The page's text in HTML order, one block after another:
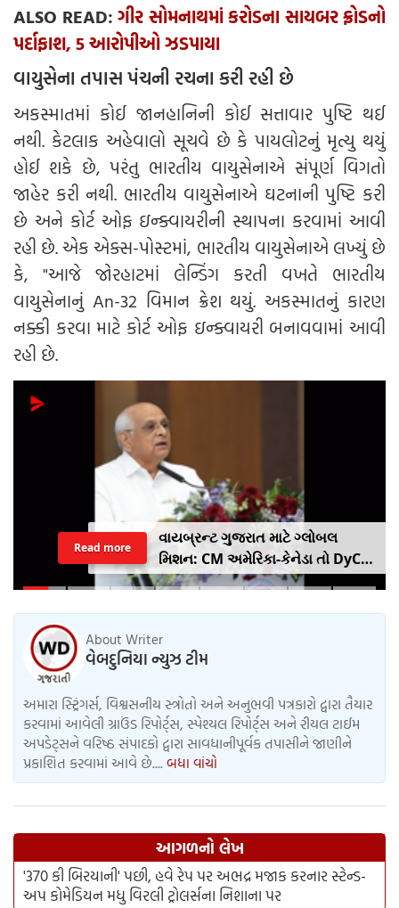
ALSO READ: ગીર સોમનાથમાં કરોડના સાયબર ફ્રોડનો
પર્દાફાશ, 5 આરોપીઓ ઝડપાયા
વાયુસેના તપાસ પંચની રચના કરી રહી છે
અકસ્માતમાં કોઈ જાનહાનિની ​​કોઈ સત્તાવાર પુષ્ટિ થઈ
નથી. કેટલાક અહેવાલો સૂચવે છે કે પાયલોટનું મૃત્યુ થયું
હોઈ શકે છે, પરંતુ ભારતીય વાયુસેનાએ સંપૂર્ણ વિગતો
જાહેર કરી નથી. ભારતીય વાયુસેનાએ ઘટનાની પુષ્ટિ કરી
છે અને કોર્ટ ઓફ ઇન્ક્વાયરીની સ્થાપના કરવામાં આવી
રહી છે. એક એક્સ-પોસ્ટમાં, ભારતીય વાયુસેનાએ લખ્યું છે
કે, "આજે જોરહાટમાં લેન્ડિંગ કરતી વખતે ભારતીય
વાયુસેનાનું An-32 વિમાન ક્રેશ થયું. અકસ્માતનું કારણ
નક્કી કરવા માટે કોર્ટ ઓફ ઇન્ક્વાયરી બનાવવામાં આવી
રહી છે.
વાયબ્રન્ટ ગુજરાત માટે ગ્લોબલ
મિશન: CM અમેરિકા-કેનેડા તો DyCM
હર્ષ સંઘવી જાપાન-યુરોપ ગજવશે
Read more
About Writer
વેબદુનિયા ન્યુઝ ટીમ
અમારા સ્ટ્રિંગર્સ, વિશ્વસનીય સ્ત્રોતો અને અનુભવી પત્રકારો દ્વારા તૈયાર
કરવામાં આવેલી ગ્રાઉંડ રિપોર્ટ્સ, સ્પેશ્યલ રિપોર્ટ્સ અને રીયલ ટાઈમ
અપડેટ્સને વરિષ્ઠ સંપાદકો દ્વારા સાવધાનીપૂર્વક તપાસીને જાણીને
પ્રકાશિત કરવામાં આવે છે.... બધા વાંચો
આગળનો લેખ
'370 કી બિરયાની' પછી, હવે રેપ પર અભદ્ર મજાક કરનાર સ્ટેન્ડ-
અપ કોમેડિયન મધુ વિરલી ટ્રોલર્સના નિશાના પર